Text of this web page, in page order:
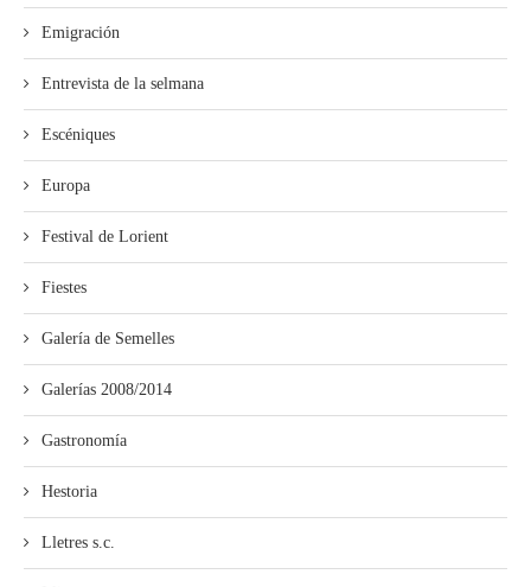
Emigración
Entrevista de la selmana
Escéniques
Europa
Festival de Lorient
Fiestes
Galería de Semelles
Galerías 2008/2014
Gastronomía
Hestoria
Lletres s.c.